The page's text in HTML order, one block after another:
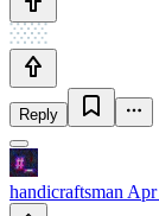
Reply
handicraftsman Apr